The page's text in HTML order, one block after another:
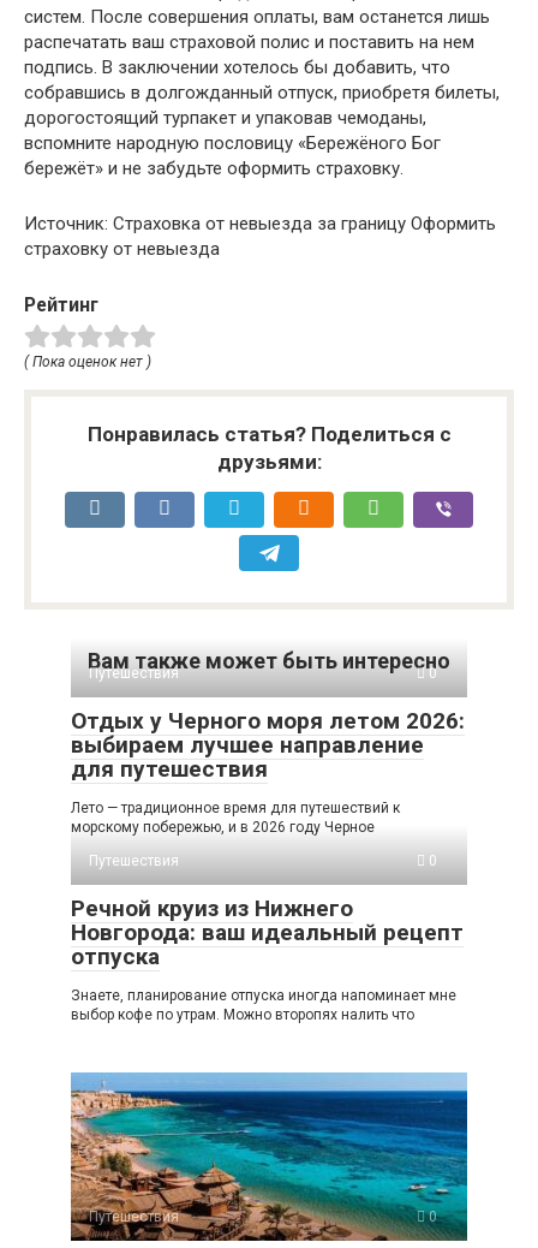
систем. После совершения оплаты, вам останется лишь
распечатать ваш страховой полис и поставить на нем
подпись. В заключении хотелось бы добавить, что
собравшись в долгожданный отпуск, приобретя билеты,
дорогостоящий турпакет и упаковав чемоданы,
вспомните народную пословицу «Бережёного Бог
бережёт» и не забудьте оформить страховку.
Источник: Страховка от невыезда за границу Оформить
страховку от невыезда
Рейтинг
( Пока оценок нет )
Понравилась статья? Поделиться с
друзьями:
Вам также может быть интересно
Путешествия 0
Отдых у Черного моря летом 2026:
выбираем лучшее направление
для путешествия
Лето — традиционное время для путешествий к
морскому побережью, и в 2026 году Черное
Путешествия
0
Речной круиз из Нижнего
Новгорода: ваш идеальный рецепт
отпуска
Знаете, планирование отпуска иногда напоминает мне
выбор кофе по утрам. Можно второпях налить что
Путешествия 0